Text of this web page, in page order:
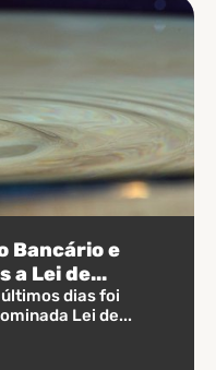
Bancário e
a Lei de...
dias foi
Lei de...